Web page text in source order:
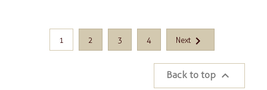
1 2 3 4 Next 
Back to top 